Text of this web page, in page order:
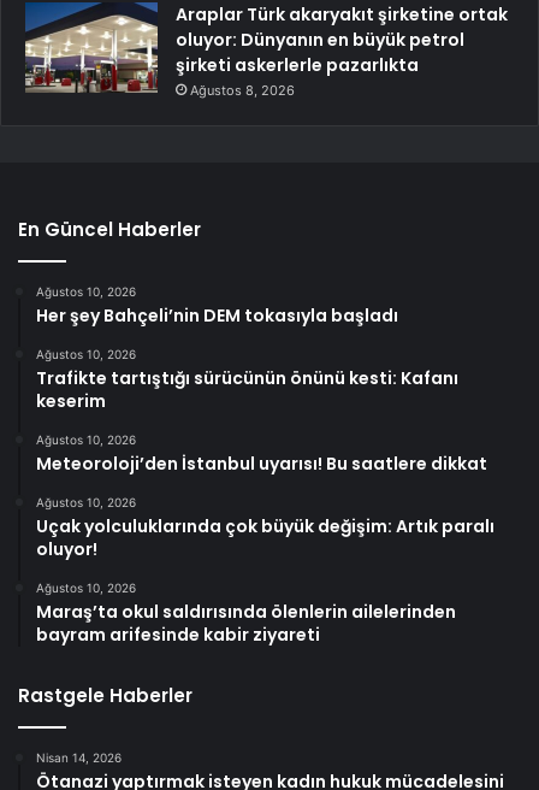
Araplar Türk akaryakıt şirketine ortak
oluyor: Dünyanın en büyük petrol
şirketi askerlerle pazarlıkta
Ağustos 8, 2026
En Güncel Haberler
Ağustos 10, 2026
Her şey Bahçeli’nin DEM tokasıyla başladı
Ağustos 10, 2026
Trafikte tartıştığı sürücünün önünü kesti: Kafanı
keserim
Ağustos 10, 2026
Meteoroloji’den İstanbul uyarısı! Bu saatlere dikkat
Ağustos 10, 2026
Uçak yolculuklarında çok büyük değişim: Artık paralı
oluyor!
Ağustos 10, 2026
Maraş’ta okul saldırısında ölenlerin ailelerinden
bayram arifesinde kabir ziyareti
Rastgele Haberler
Nisan 14, 2026
Ötanazi yaptırmak isteyen kadın hukuk mücadelesini